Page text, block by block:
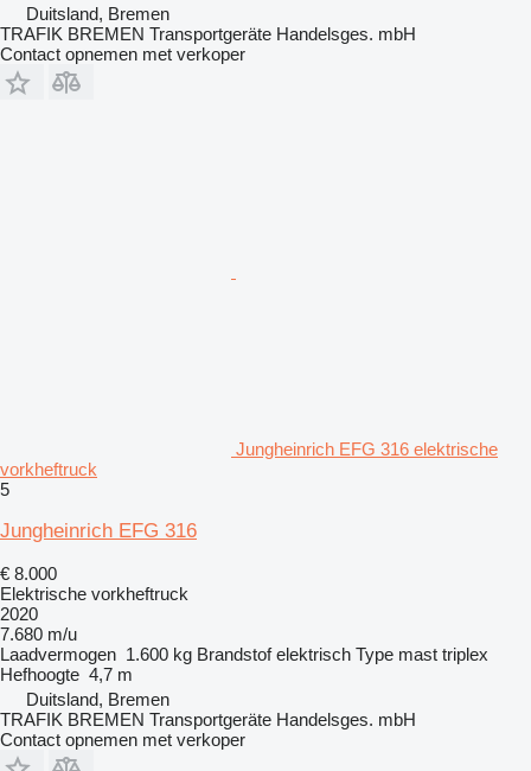
Duitsland, Bremen
TRAFIK BREMEN Transportgeräte Handelsges. mbH
Contact opnemen met verkoper
Jungheinrich EFG 316 elektrische
vorkheftruck
5
Jungheinrich EFG 316
€ 8.000
Elektrische vorkheftruck
2020
7.680 m/u
Laadvermogen 1.600 kg Brandstof elektrisch Type mast triplex
Hefhoogte 4,7 m
Duitsland, Bremen
TRAFIK BREMEN Transportgeräte Handelsges. mbH
Contact opnemen met verkoper